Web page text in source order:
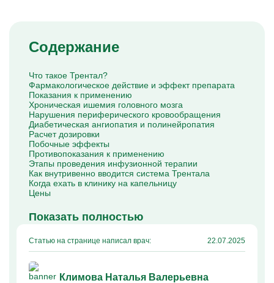
Капельница Цефтриаксон
Капельница Ципрофлоксацин
Содержание
Что такое Трентал?
Фармакологическое действие и эффект препарата
Показания к применению
Хроническая ишемия головного мозга
Нарушения периферического кровообращения
Диабетическая ангиопатия и полинейропатия
Расчет дозировки
Побочные эффекты
Противопоказания к применению
Этапы проведения инфузионной терапии
Как внутривенно вводится система Трентала
Когда ехать в клинику на капельницу
Цены
Показать полностью
Статью на странице написал врач: 22.07.2025
Климова Наталья Валерьевна